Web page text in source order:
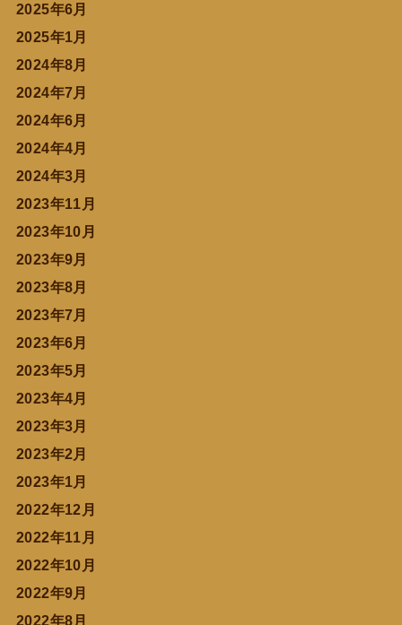
2025年6月
2025年1月
2024年8月
2024年7月
2024年6月
2024年4月
2024年3月
2023年11月
2023年10月
2023年9月
2023年8月
2023年7月
2023年6月
2023年5月
2023年4月
2023年3月
2023年2月
2023年1月
2022年12月
2022年11月
2022年10月
2022年9月
2022年8月